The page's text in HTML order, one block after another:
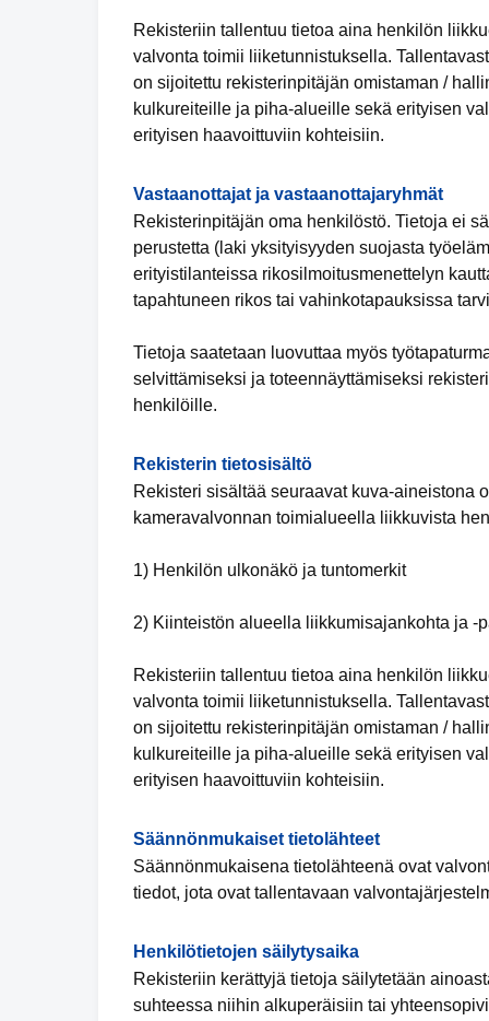
Rekisteriin tallentuu tietoa aina henkilön
valvonta toimii liiketunnistuksella.
on sijoitettu rekisterinpitäjän omistaman /
kulkureiteille ja piha-alueille sekä erityisen
erityisen haavoittuviin kohteisiin.
Vastaanottajat ja vastaanottajaryhmät
Rekisterinpitäjän oma henkilöstö. Tietoja ei
perustetta (laki yksityisyyden suojasta
erityistilanteissa rikosilmoitusmenettelyn
tapahtuneen rikos tai vahinkotapauksissa
Tietoja saatetaan luovuttaa myös
selvittämiseksi ja toteennäyttämiseksi
henkilöille.
Rekisterin tietosisältö
Rekisteri sisältää seuraavat kuva-aineistona
kameravalvonnan toimialueella liikkuvista
1) Henkilön ulkonäkö ja tuntomerkit
2) Kiinteistön alueella liikkumisajankohta ja -
Rekisteriin tallentuu tietoa aina henkilön
valvonta toimii liiketunnistuksella.
on sijoitettu rekisterinpitäjän omistaman /
kulkureiteille ja piha-alueille sekä erityisen
erityisen haavoittuviin kohteisiin.
Säännönmukaiset tietolähteet
Säännönmukaisena tietolähteenä ovat
tiedot, jota ovat tallentavaan
Henkilötietojen säilytysaika
Rekisteriin kerättyjä tietoja säilytetään
suhteessa niihin alkuperäisiin tai